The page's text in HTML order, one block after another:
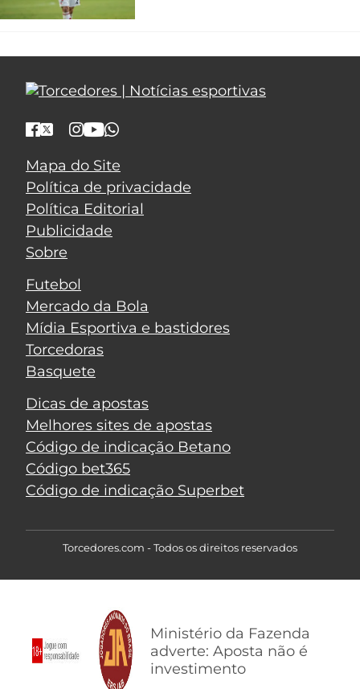
Mapa do Site
Política de privacidade
Política Editorial
Publicidade
Sobre
Futebol
Mercado da Bola
Mídia Esportiva e bastidores
Torcedoras
Basquete
Dicas de apostas
Melhores sites de apostas
Código de indicação Betano
Código bet365
Código de indicação Superbet
Torcedores.com - Todos os direitos reservados
Ministério da Fazenda
adverte: Aposta não é
investimento